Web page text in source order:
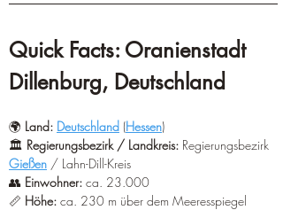
Quick Facts: Oranienstadt
Dillenburg, Deutschland
🌍 Land: Deutschland (Hessen)
🏛️ Regierungsbezirk / Landkreis: Regierungsbezirk
Gießen / Lahn-Dill-Kreis
👥 Einwohner: ca. 23.000
📏 Höhe: ca. 230 m über dem Meeresspiegel